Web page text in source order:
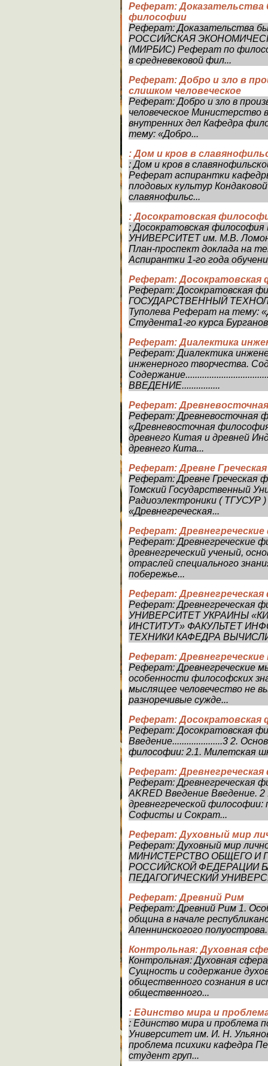
Реферат: Доказательства
философии
Реферат: Доказательства
РОССИЙСКАЯ
(МИРБИС) Реферат по
в средневековой фил...
Реферат: Добро и зло в
слишком человеческое
Реферат: Добро и зло в
человеческое
внутренних дел Кафедра
тему: «Добро...
: Дом и кров в
: Дом и кров в
Реферат аспирантки
плодовых культур
славянофильс...
: Досократовская
: Досократовская
УНИВЕРСИТЕТ им. М.В.
План-проспект доклада на
Аспирантки 1-го года
Реферат: Досократовская
Реферат: Досократовская
ГОСУДАРСТВЕННЫЙ
Туполева Реферат на тему:
Студента1-го курса
Реферат: Диалектика
Реферат: Диалектика
инженерного творчества.
ВВЕДЕНИЕ................
Реферат:
Реферат: Древневосточная
«Древневосточная
древнего Китая и древней
древнего Кита...
Реферат: Древне
Реферат: Древне Греческая
Томский Государственный
Радиоэлектроники ( ТГУСУР
«Древнегреческая...
Реферат:
Реферат: Древнегреческие
древнегреческий ученый,
отраслей специального
побережье...
Реферат: Древнегреческая
Реферат:
УНИВЕРСИТЕТ УКРАИНЫ
ИНСТИТУТ» ФАКУЛЬТЕТ
ТЕХНИКИ КАФЕДРА
Реферат:
Реферат: Древнегреческие
особенности философских
мыслящее человечество не
разноречивые сужде...
Реферат: Досократовская
Реферат: Досократовская
Введение.....................3 2.
философии: 2.1. Милетская
Реферат:
Реферат: Древнегреческая
AKRED Введение Введение.
древнегреческой
Софисты и Сократ...
Реферат: Духовный мир
Реферат: Духовный мир
МИНИСТЕРСТВО ОБЩЕГО И
РОССИЙСКОЙ ФЕДЕРАЦИИ
ПЕДАГОГИЧЕСКИЙ
Реферат: Древний Рим
Реферат: Древний Рим 1.
община в начале
Апеннинскогого
Контрольная: Духовная
Контрольная: Духовная
Сущность и содержание
общественного сознания в
общественного...
: Единство мира и
: Единство мира и проблема
Университет им. И. Н.
проблема психики кафедра
студент груп...